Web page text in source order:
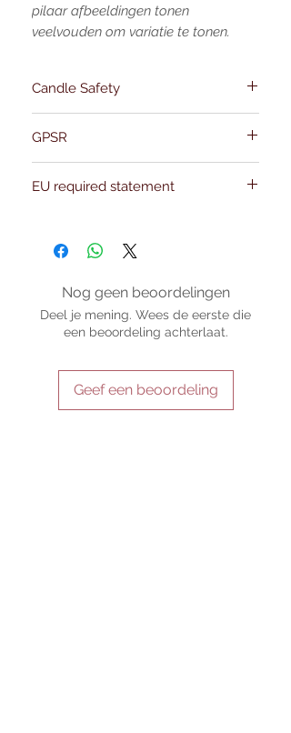
pilaar afbeeldingen tonen
veelvouden om variatie te tonen.
Candle Safety
GPSR
Address: Kievitdreef 31
EU required statement
benefits of this item cannot be
the product are based solely on occult
practices, folklore, and spiritual belief.
Magickal intentions are the sole purpose
of its use, and there are no guaranteed
work are individual to each user.
Sold as a historic oddity and curio.
Nog geen beoordelingen
Deel je mening. Wees de eerste die
een beoordeling achterlaat.
Geef een beoordeling